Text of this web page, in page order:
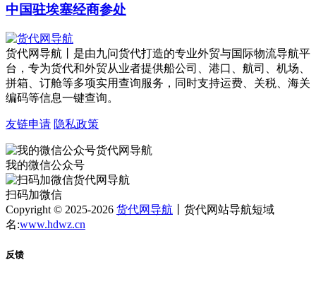
中国驻埃塞经商参处
货代网导航丨是由九问货代打造的专业外贸与国际物流导航平
台，专为货代和外贸从业者提供船公司、港口、航司、机场、
拼箱、订舱等多项实用查询服务，同时支持运费、关税、海关
编码等信息一键查询。
友链申请 隐私政策
我的微信公众号
扫码加微信
Copyright © 2025-2026 货代网导航 丨货代网站导航短域
名:www.hdwz.cn
反馈